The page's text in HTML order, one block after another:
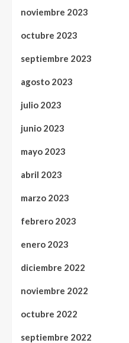
noviembre 2023
octubre 2023
septiembre 2023
agosto 2023
julio 2023
junio 2023
mayo 2023
abril 2023
marzo 2023
febrero 2023
enero 2023
diciembre 2022
noviembre 2022
octubre 2022
septiembre 2022